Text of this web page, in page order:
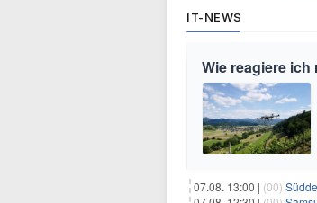
IT-NEWS
Wie reagiere
07.08. 13:00 | (00)